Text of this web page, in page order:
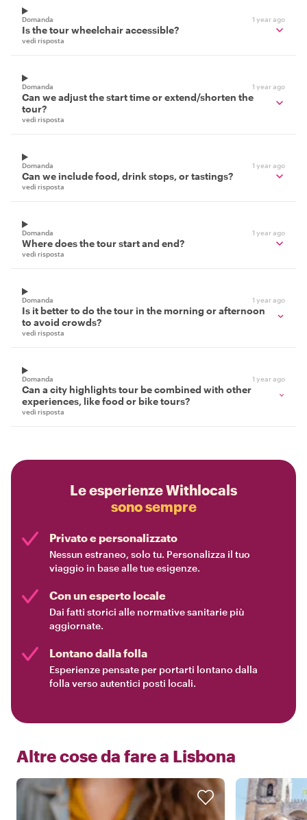
Domanda 1 year ago
Is the tour wheelchair accessible?
vedi risposta
Domanda 1 year ago
Can we adjust the start time or extend/shorten the
tour?
vedi risposta
Domanda 1 year ago
Can we include food, drink stops, or tastings?
vedi risposta
Domanda 1 year ago
Where does the tour start and end?
vedi risposta
Domanda 1 year ago
Is it better to do the tour in the morning or afternoon
to avoid crowds?
vedi risposta
Domanda 1 year ago
Can a city highlights tour be combined with other
experiences, like food or bike tours?
vedi risposta
Le esperienze Withlocals
sono sempre
Privato e personalizzato
Nessun estraneo, solo tu. Personalizza il tuo
viaggio in base alle tue esigenze.
Con un esperto locale
Dai fatti storici alle normative sanitarie più
aggiornate.
Lontano dalla folla
Esperienze pensate per portarti lontano dalla
folla verso autentici posti locali.
Altre cose da fare a Lisbona